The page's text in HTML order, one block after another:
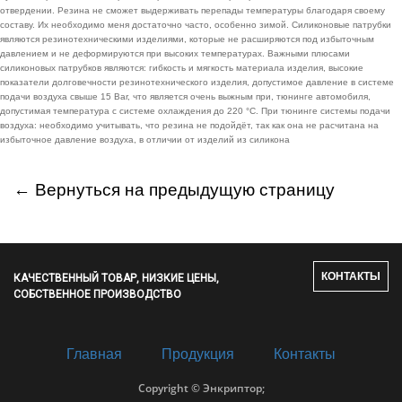
отвердении. Резина не сможет выдерживать перепады температуры благодаря своему
составу. Их необходимо меня достаточно часто, особенно зимой. Силиконовые патрубки
являются резинотехническими изделиями, которые не расширяются под избыточным
давлением и не деформируются при высоких температурах. Важными плюсами
силиконовых патрубков являются: гибкость и мягкость материала изделия, высокие
показатели долговечности резинотехнического изделия, допустимое давление в системе
подачи воздуха свыше 15 Bar, что является очень выжным при, тюнинге автомобиля,
допустимая температура с системе охлаждения до 220 °C. При тюнинге системы подачи
воздуха: необходимо учитывать, что резина не подойдёт, так как она не расчитана на
избыточное давление воздуха, в отличии от изделий из силикона
← Вернуться на предыдущую страницу
КАЧЕСТВЕННЫЙ ТОВАР, НИЗКИЕ ЦЕНЫ,
СОБСТВЕННОЕ ПРОИЗВОДСТВО
КОНТАКТЫ
Главная Продукция Контакты
Copyright © Энкриптор;